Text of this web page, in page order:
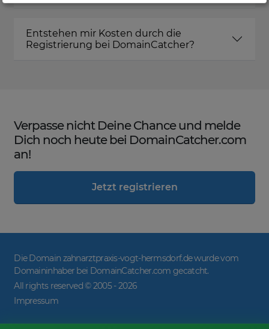
Entstehen mir Kosten durch die
Registrierung bei DomainCatcher?
Verpasse nicht Deine Chance und melde
Dich noch heute bei DomainCatcher.com
an!
Jetzt registrieren
Die Domain zahnarztpraxis-vogt-hermsdorf.de wurde vom
Domaininhaber bei DomainCatcher.com gecatcht.
All rights reserved © 2005 -2026
Impressum